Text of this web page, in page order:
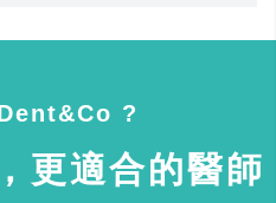
?
更適合的醫師